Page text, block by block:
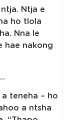
Ntja e
ho tlola
Nna le
hae nakong
teneha – ho
a ntsha